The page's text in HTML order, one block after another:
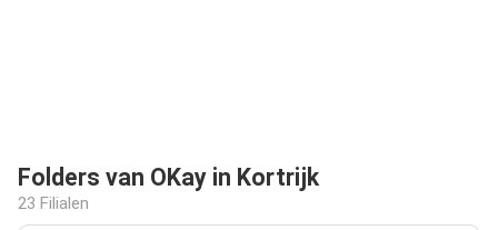
Folders van OKay in Kortrijk
23 Filialen